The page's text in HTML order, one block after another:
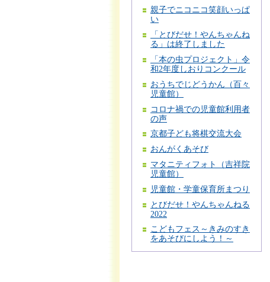
親子でニコニコ笑顔いっぱ
い
「とびだせ！やんちゃんね
る」は終了しました
「本の虫プロジェクト」令
和2年度しおりコンクール
おうちでじどうかん（百々
児童館）
コロナ禍での児童館利用者
の声
京都子ども将棋交流大会
おんがくあそび
マタニティフォト（吉祥院
児童館）
児童館・学童保育所まつり
とびだせ！やんちゃんねる
2022
こどもフェス～きみのすき
をあそびにしよう！～